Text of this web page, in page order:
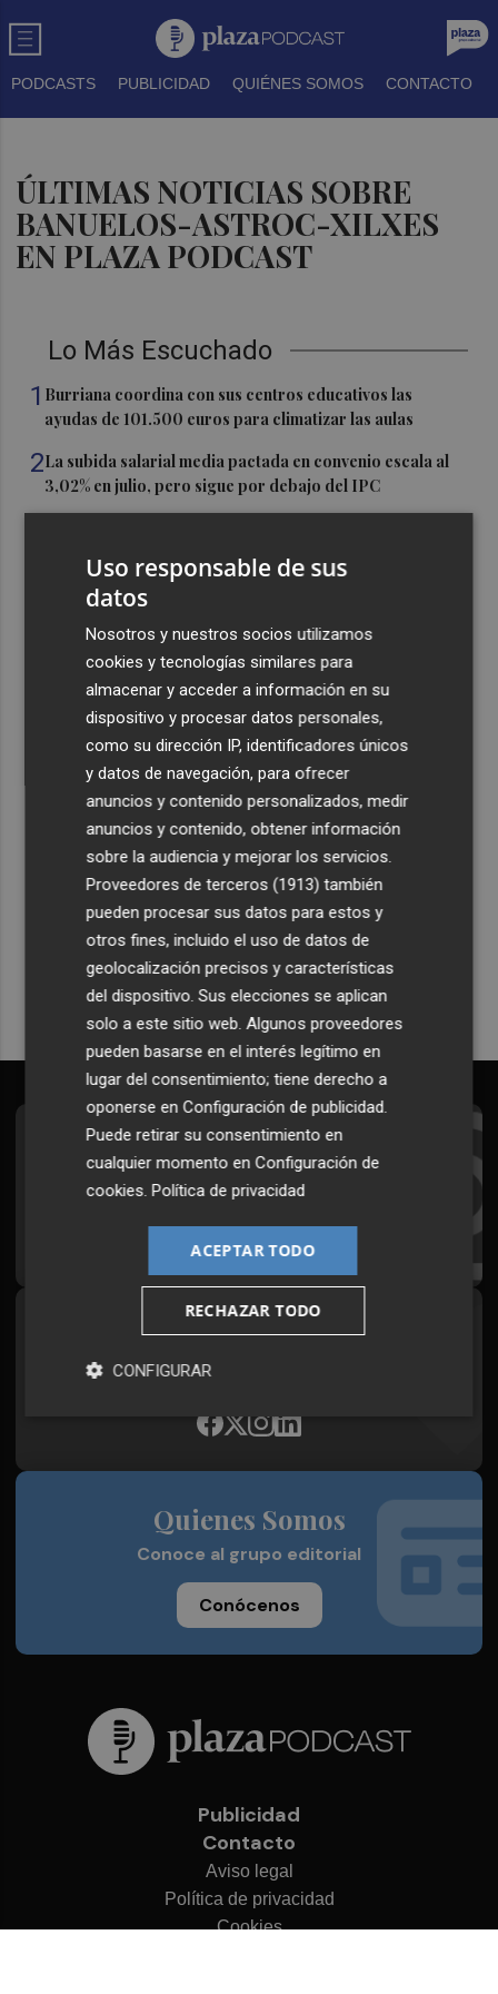
PODCASTS PUBLICIDAD QUIÉNES SOMOS CONTACTO
ÚLTIMAS NOTICIAS SOBRE
BANUELOS-ASTROC-XILXES
EN PLAZA PODCAST
Lo Más Escuchado
1 Burriana coordina con sus centros educativos las
ayudas de 101.500 euros para climatizar las aulas
2La subida salarial media pactada en convenio escala al
3,02% en julio, pero sigue por debajo del IPC
La calle Cantarerías de Cartagena estrena pavimento:
peatonal hacia San Fernando
Germán Valera: "Tengo un año más de contrato por
objetivos, pero aquí lo importante es el Elche CF"
Recibe toda la actualidad de
Plaza Podcast en tu correo
Quiero suscribirme
Suscríbete al Boletín
Todos los días a primera hora en tu email
Síguenos en redes
Plaza Podcast, desde cualquier medio
Quienes Somos
Conoce al grupo editorial
Conócenos
Publicidad
Contacto
Aviso legal
Política de privacidad
Cookies
Uso responsable de sus
datos
Nosotros y nuestros socios utilizamos
cookies y tecnologías similares para
almacenar y acceder a información en su
dispositivo y procesar datos personales,
como su dirección IP, identificadores únicos
y datos de navegación, para ofrecer
anuncios y contenido personalizados, medir
anuncios y contenido, obtener información
sobre la audiencia y mejorar los servicios.
Proveedores de terceros (1913) también
pueden procesar sus datos para estos y
otros fines, incluido el uso de datos de
geolocalización precisos y características
del dispositivo. Sus elecciones se aplican
solo a este sitio web. Algunos proveedores
pueden basarse en el interés legítimo en
lugar del consentimiento; tiene derecho a
oponerse enConfiguración de publicidad.
Puede retirar su consentimiento en
cualquier momento enConfiguración de
cookies.Política de privacidad
ACEPTAR TODO
RECHAZAR TODO
CONFIGURAR